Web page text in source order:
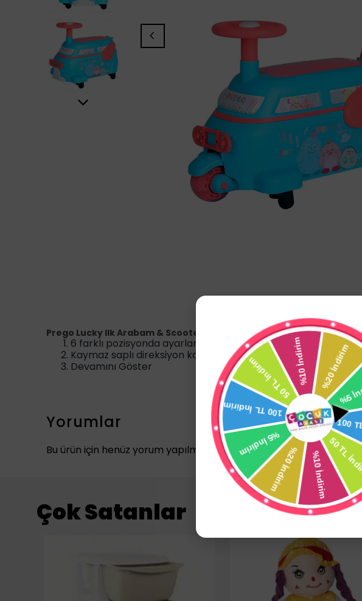
Prego Lucky Ilk Arabam & Scooter
6 farklı pozisyonda ayarlanabilir yükseklik ayarı
Kaymaz saplı direksiyon kolu
Devamını Göster
Yorumlar
Bu ürün için henüz yorum yapılmamış.
Çok Satanlar